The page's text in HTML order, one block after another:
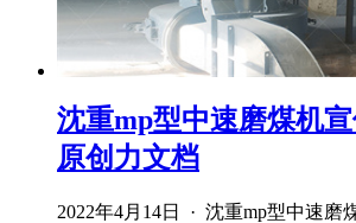
沈重mp型中速磨煤机
原创力文档
2022年4月14日 · 沈重mp型中速磨